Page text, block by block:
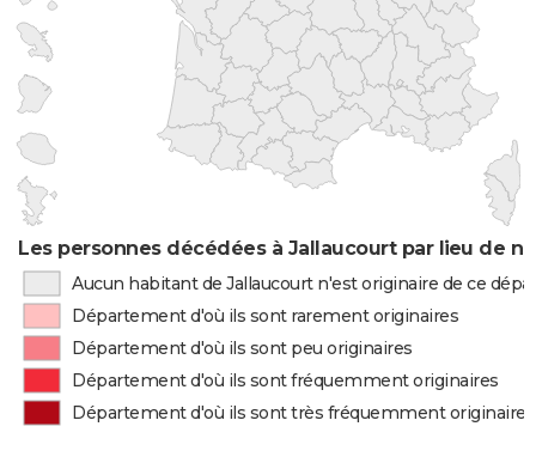
Les personnes décédées à Jallaucourt par lieu de
Aucun habitant de Jallaucourt n'est originaire de ce
Département d'où ils sont rarement originaires
Département d'où ils sont peu originaires
Département d'où ils sont fréquemment originaires
Département d'où ils sont très fréquemment originaires